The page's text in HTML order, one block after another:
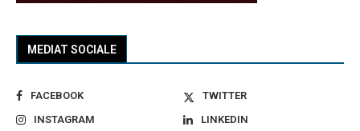
MEDIAT SOCIALE
FACEBOOK
TWITTER
INSTAGRAM
LINKEDIN